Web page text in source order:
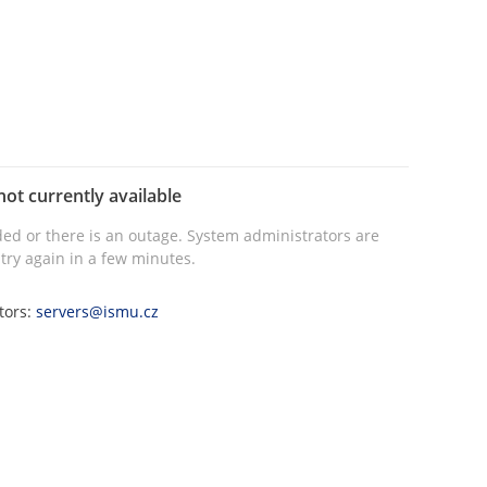
currently available
or there is an outage. System administrators are
again in a few minutes.
servers@ismu.cz